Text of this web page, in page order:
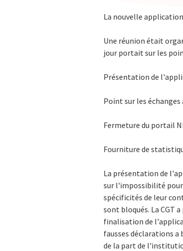
La nouvelle application
Une réunion était
jour portait sur les
Présentation de
Point sur les échanges
Fermeture du portail
Fourniture de
La présentation de
sur l'impossibilité
spécificités de leur
sont bloqués. La CGT
finalisation de
fausses déclarations a
de la part de